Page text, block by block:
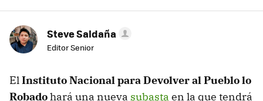
Steve Saldaña
Editor Senior
ElInstituto Nacional para Devolver al Pueblo lo
Robadohará una nueva subasta en la que tendrá